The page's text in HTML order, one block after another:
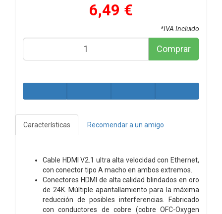
6,49 €
*IVA Incluido
Comprar
Características Recomendar a un amigo
Cable HDMI V2.1 ultra alta velocidad con Ethernet,
con conector tipo A macho en ambos extremos.
Conectores HDMI de alta calidad blindados en oro
de 24K. Múltiple apantallamiento para la máxima
reducción de posibles interferencias. Fabricado
con conductores de cobre (cobre OFC-Oxygen